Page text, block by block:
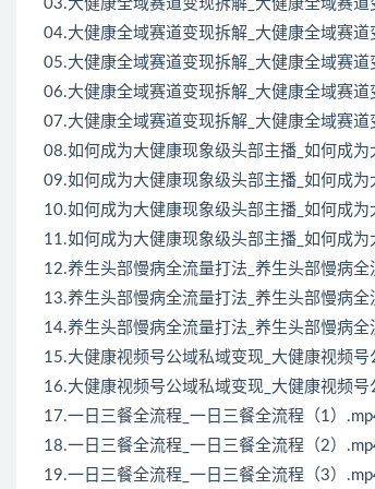
03.大健康全域赛道变现拆解_大健康全域赛道
04.大健康全域赛道变现拆解_大健康全域赛道
05.大健康全域赛道变现拆解_大健康全域赛道
06.大健康全域赛道变现拆解_大健康全域赛道
07.大健康全域赛道变现拆解_大健康全域赛道
08.如何成为大健康现象级头部主播_如何成
09.如何成为大健康现象级头部主播_如何成
10.如何成为大健康现象级头部主播_如何成
11.如何成为大健康现象级头部主播_如何成
12.养生头部慢病全流量打法_养生头部慢病全
13.养生头部慢病全流量打法_养生头部慢病全
14.养生头部慢病全流量打法_养生头部慢病全
15.大健康视频号公域私域变现_大健康视频号
16.大健康视频号公域私域变现_大健康视频号
17.一日三餐全流程_一日三餐全流程（1）
18.一日三餐全流程_一日三餐全流程（2）
19.一日三餐全流程_一日三餐全流程（3）